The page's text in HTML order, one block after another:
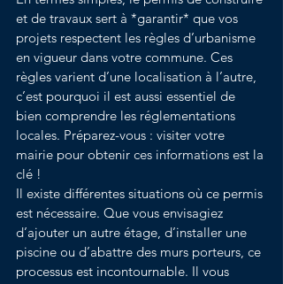
et de travaux sert à *garantir* que vos
projets respectent les règles d’urbanisme
en vigueur dans votre commune. Ces
règles varient d’une localisation à l’autre,
c’est pourquoi il est aussi essentiel de
bien comprendre les réglementations
locales. Préparez-vous : visiter votre
mairie pour obtenir ces informations est la
clé !
Il existe différentes situations où ce permis
est nécessaire. Que vous envisagiez
d’ajouter un autre étage, d’installer une
piscine ou d’abattre des murs porteurs, ce
processus est incontournable. Il vous